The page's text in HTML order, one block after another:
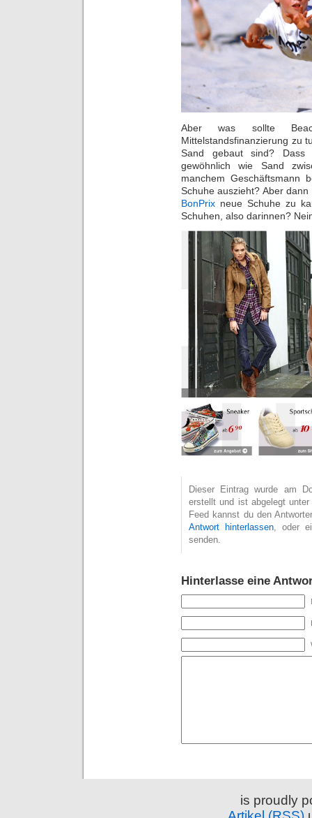
Aber was sollte
Mittelstandsfinanzierung zu
Sand gebaut sind? Dass
gewöhnlich wie Sand
manchem Geschäftsmann
Schuhe auszieht? Aber
BonPrix neue Schuhe zu
Schuhen, also darinnen?
Dieser Eintrag wurde am
erstellt und ist abgelegt unter
Feed kannst du den
Antwort hinterlassen, oder
senden.
Hinterlasse eine
is proudly